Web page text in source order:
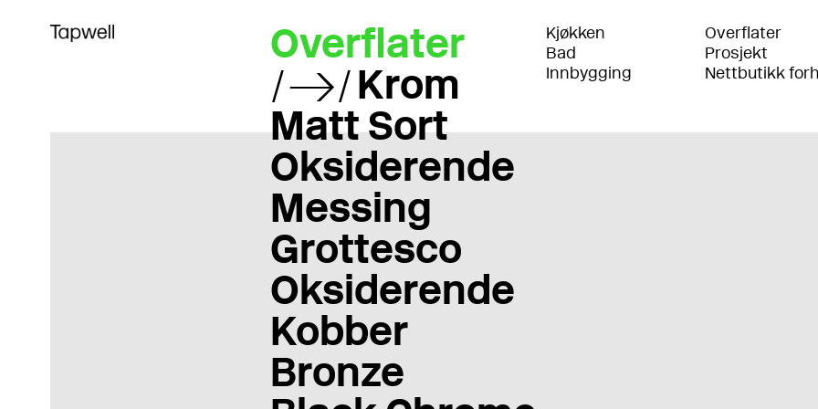
Overflater
Krom
Matt Sort
Oksiderende
Messing
Grottesco
Oksiderende
Kobber
Bronze
Kjøkken
Bad
Innbygging
Overflater
Prosjekt
Nettbutikk